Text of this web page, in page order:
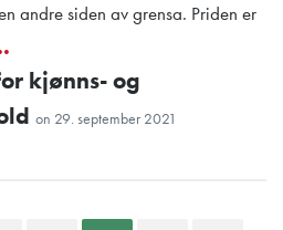
andre siden av grensa. Priden er
kjønns- og
on 29. september 2021